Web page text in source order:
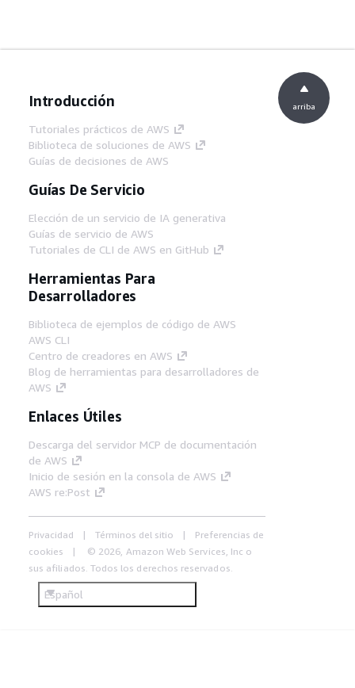
Introducción
Tutoriales prácticos de AWS
Biblioteca de soluciones de AWS
Guías de decisiones de AWS
Guías De Servicio
Elección de un servicio de IA generativa
Guías de servicio de AWS
Tutoriales de CLI de AWS en GitHub
Herramientas Para
Desarrolladores
Biblioteca de ejemplos de código de AWS
AWS CLI
Centro de creadores en AWS
Blog de herramientas para desarrolladores de
AWS
Enlaces Útiles
Descarga del servidor MCP de documentación
de AWS
Inicio de sesión en la consola de AWS
AWS re:Post
Privacidad Términos del sitio
Preferencias de
cookies
© 2026, Amazon Web Services, Inc o
sus afiliados. Todos los derechos reservados.
Español
arriba